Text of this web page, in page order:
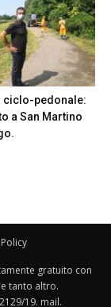
ciclo-pedonale:
a San Martino
gratuito con
tanto altro.
19. mail.